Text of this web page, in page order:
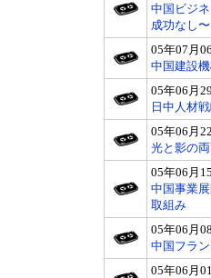
中国ビジ
成功なし〜
05年07月
中国建設
05年06月
日中人材
05年06月
光と影の
05年06月
中国事業
取組み
05年06月
中国フラ
05年06月